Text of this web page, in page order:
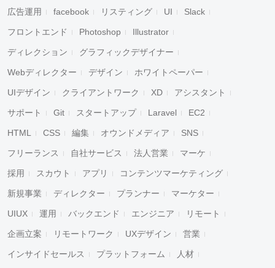
広告運用 facebook リスティング UI Slack
フロントエンド Photoshop Illustrator
ディレクション グラフィックデザイナー
Webディレクター デザイン ホワイトペーパー
UIデザイン クライアントワーク XD アシスタント
サポート Git スタートアップ Laravel EC2
HTML CSS 編集 オウンドメディア SNS
フリーランス 自社サービス 法人営業 マーケ
採用 スカウト アプリ コンテンツマーケティング
新規事業 ディレクター プランナー マーケター
UIUX 運用 バックエンド エンジニア リモート
企画立案 リモートワーク UXデザイン 営業
インサイドセールス プラットフォーム 人材